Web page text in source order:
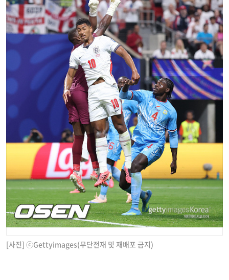
[사진] ⓒGettyimages(무단전재 및 재배포 금지)